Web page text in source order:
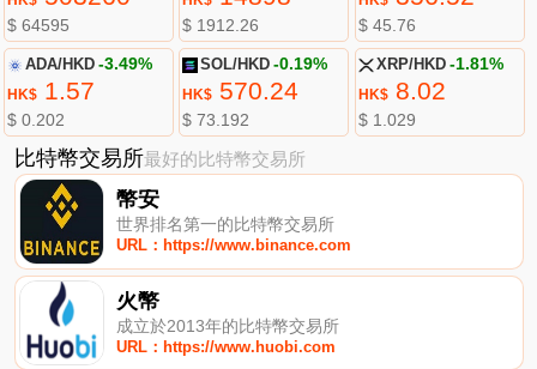
$ 64595 $ 1912.26 $ 45.76
ADA/HKD -3.49%
HK$1.57
$ 0.202
SOL/HKD -0.19%
HK$ 570.24
$ 73.192
XRP/HKD -1.81%
HK$8.02
$ 1.029
比特幣交易所最好的比特幣交易所
幣安
世界排名第一的比特幣交易所
URL：https://www.binance.com
火幣
成立於2013年的比特幣交易所
URL：https://www.huobi.com